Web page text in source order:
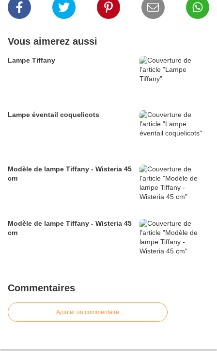
Vous aimerez aussi
Lampe Tiffany
Lampe éventail coquelicots
Modèle de lampe Tiffany - Wisteria 45
cm
Modèle de lampe Tiffany - Wisteria 45
cm
Commentaires
Ajouter un commentaire